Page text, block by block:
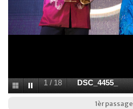
1 / 18 DSC_4455_
1èr passage